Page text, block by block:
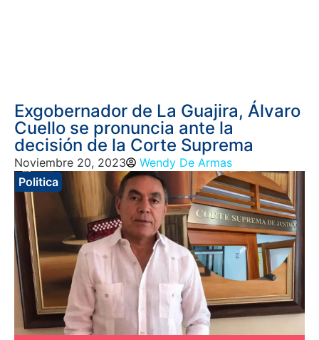
Exgobernador de La Guajira, Álvaro
Cuello se pronuncia ante la
decisión de la Corte Suprema
Noviembre 20, 2023
Wendy De Armas
Politica